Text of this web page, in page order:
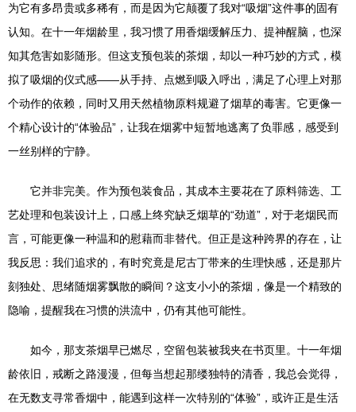
为它有多昂贵或多稀有，而是因为它颠覆了我对“吸烟”这件事的固有
认知。在十一年烟龄里，我习惯了用香烟缓解压力、提神醒脑，也深
知其危害如影随形。但这支预包装的茶烟，却以一种巧妙的方式，模
拟了吸烟的仪式感——从手持、点燃到吸入呼出，满足了心理上对那
个动作的依赖，同时又用天然植物原料规避了烟草的毒害。它更像一
个精心设计的“体验品”，让我在烟雾中短暂地逃离了负罪感，感受到
一丝别样的宁静。
它并非完美。作为预包装食品，其成本主要花在了原料筛选、工
艺处理和包装设计上，口感上终究缺乏烟草的“劲道”，对于老烟民而
言，可能更像一种温和的慰藉而非替代。但正是这种跨界的存在，让
我反思：我们追求的，有时究竟是尼古丁带来的生理快感，还是那片
刻独处、思绪随烟雾飘散的瞬间？这支小小的茶烟，像是一个精致的
隐喻，提醒我在习惯的洪流中，仍有其他可能性。
如今，那支茶烟早已燃尽，空留包装被我夹在书页里。十一年烟
龄依旧，戒断之路漫漫，但每当想起那缕独特的清香，我总会觉得，
在无数支寻常香烟中，能遇到这样一次特别的“体验”，或许正是生活